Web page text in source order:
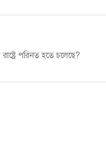
পরিনত হতে চলেছে?